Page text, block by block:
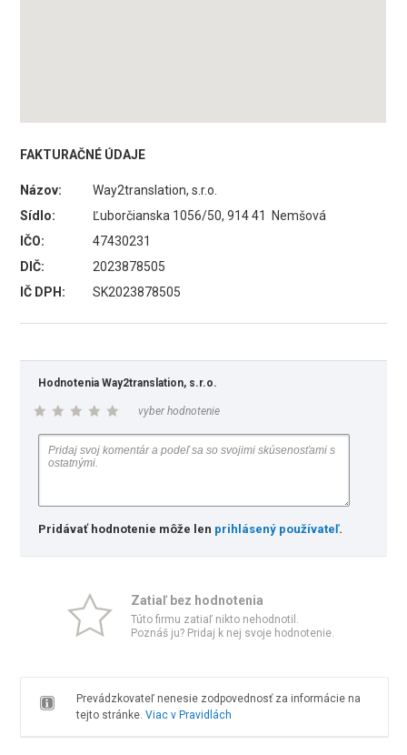
FAKTURAČNÉ ÚDAJE
Názov:
Way2translation, s.r.o.
Sídlo:
Ľuborčianska 1056/50, 914 41 Nemšová
IČO:
47430231
DIČ:
2023878505
IČ DPH:
SK2023878505
Hodnotenia Way2translation, s.r.o.
vyber hodnotenie
Pridávať hodnotenie môže len prihlásený používateľ.
Zatiaľ bez hodnotenia
Túto firmu zatiaľ nikto nehodnotil.
Poznáš ju? Pridaj k nej svoje hodnotenie.
Prevádzkovateľ nenesie zodpovednosť za informácie na
tejto stránke. Viac v Pravidlách